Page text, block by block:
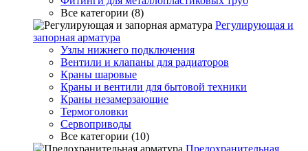
Все категории (8)
Регулирующая и
запорная арматура
Узлы нижнего подключения
Вентили и клапаны для радиаторов
Краны шаровые
Краны и вентили для бытовой техники
Краны незамерзающие
Термоголовки
Сервоприводы
Все категории (10)
Предохранительная